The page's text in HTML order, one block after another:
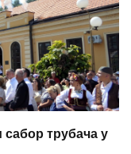
сабор трубача у